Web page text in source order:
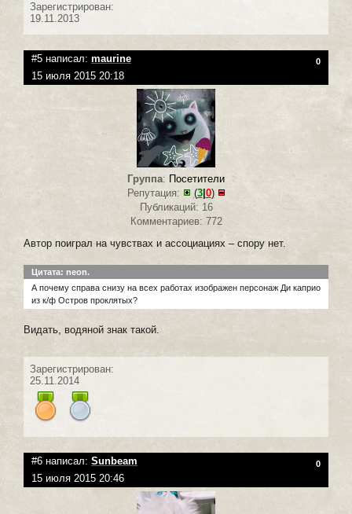
Зарегистрирован:
19.11.2013
#5 написал: maurine 0
15 июля 2015 20:18
Группа: Посетители
Репутация:
(3| 0)
Публикаций: 16
Комментариев: 772
Автор поиграл на чувствах и ассоциациях – спору нет.
Цитата: neon.
А почему справа снизу на всех работах изображен персонаж Ди каприо
из к/ф Остров проклятых?
Видать, водяной знак такой.
Зарегистрирован:
25.11.2014
#6 написал: Sunbeam 0
15 июля 2015 20:46